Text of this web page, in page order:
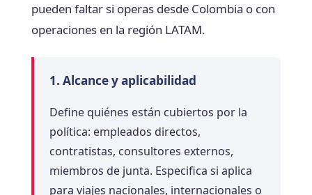
pueden faltar si operas desde Colombia o con
operaciones en la región LATAM.
1. Alcance y aplicabilidad
Define quiénes están cubiertos por la
política: empleados directos,
contratistas, consultores externos,
miembros de junta. Especifica si aplica
para viajes nacionales, internacionales o